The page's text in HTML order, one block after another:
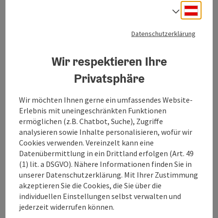
Höhenmeter aufsteigend: 314 m
Kondition:
Leicht
Panorama:
Einige Ausblicke
Beitrag merken: Hacklberghöhenweg
Hacklberghöhenweg
StartortScharnstein
Datenschutzerklärung
Wir respektieren Ihre
Privatsphäre
Wir möchten Ihnen gerne ein umfassendes Website-
Erlebnis mit uneingeschränkten Funktionen
ermöglichen (z.B. Chatbot, Suche), Zugriffe
analysieren sowie Inhalte personalisieren, wofür wir
Cookies verwenden. Vereinzelt kann eine
Datenübermittlung in ein Drittland erfolgen (Art. 49
(1) lit. a DSGVO). Nähere Informationen finden Sie in
unserer Datenschutzerklärung. Mit Ihrer Zustimmung
akzeptieren Sie die Cookies, die Sie über die
individuellen Einstellungen selbst verwalten und
jederzeit widerrufen können.